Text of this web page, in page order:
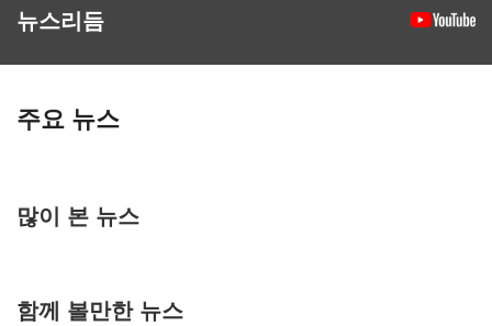
뉴스리듬
주요 뉴스
많이 본 뉴스
함께 볼만한 뉴스